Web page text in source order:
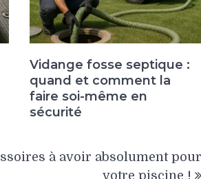
Vidange fosse septique :
quand et comment la
faire soi-même en
sécurité
à avoir absolument pour
votre piscine !